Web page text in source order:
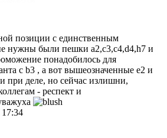
позиции с единственным
нужны были пешки а2,с3,с4,d4,h7 и
понадобилось для
с b3 , а вот вышеозначенные е2 и
при деле, но сейчас излишни,
- респект и
17:34